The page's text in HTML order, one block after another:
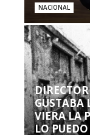
NACIONAL
GUSTABA
VIERA LA
LO